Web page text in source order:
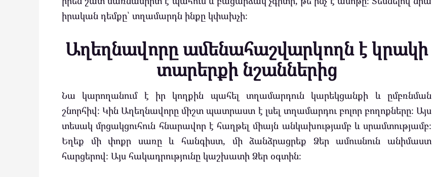
իրական դեմքը՝ տղամարդն ինքը կփախչի։
Աղեղնավորը ամենահաշվարկողն է կրակի
տարերքի նշաններից
Նա կարողանում է իր կողքին պահել տղամարդուն կարեկցանքի և ըմբռնման
շնորհիվ։ Կին Աղեղնավորը միշտ պատրաստ է լսել տղամարդու բոլոր բողոքները։ Այս
տեսակ մրցակցուհուն հնարավոր է հաղթել միայն անկախությամբ և սրամտությամբ։
Եղեք մի փոքր սառը և հանգիստ, մի ձանձրացրեք Ձեր ամուսնուն անիմաստ
հարցերով։ Այս հակադրությունը կաշխատի Ձեր օգտին։